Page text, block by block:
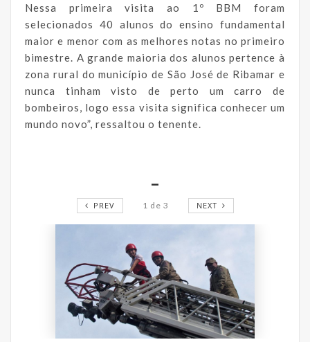
Nessa primeira visita ao 1º BBM foram
selecionados 40 alunos do ensino fundamental
maior e menor com as melhores notas no primeiro
bimestre. A grande maioria dos alunos pertence à
zona rural do município de São José de Ribamar e
nunca tinham visto de perto um carro de
bombeiros, logo essa visita significa conhecer um
mundo novo”, ressaltou o tenente.
PREV 1 de 3 NEXT